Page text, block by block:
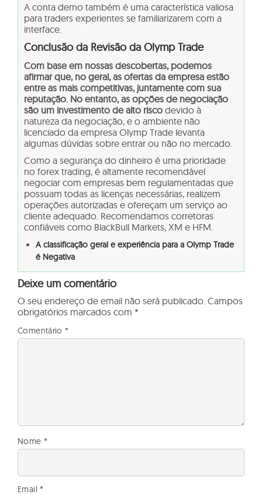
A conta demo também é uma característica valiosa
para traders experientes se familiarizarem com a
interface.
Conclusão da Revisão da Olymp Trade
Com base em nossas descobertas, podemos
afirmar que, no geral, as ofertas da empresa estão
entre as mais competitivas, juntamente com sua
reputação. No entanto, as opções de negociação
são um investimento de alto risco devido à
natureza da negociação, e o ambiente não
licenciado da empresa Olymp Trade levanta
algumas dúvidas sobre entrar ou não no mercado.
Como a segurança do dinheiro é uma prioridade
no forex trading, é altamente recomendável
negociar com empresas bem regulamentadas que
possuam todas as licenças necessárias, realizem
operações autorizadas e ofereçam um serviço ao
cliente adequado. Recomendamos corretoras
confiáveis como BlackBull Markets, XM e HFM.
A classificação geral e experiência para a Olymp Trade
é Negativa
Deixe um comentário
O seu endereço de email não será publicado. Campos
obrigatórios marcados com *
Comentário *
Nome *
Email *